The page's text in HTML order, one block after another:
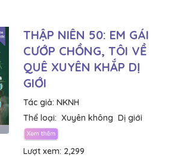
THẬP NIÊN 50: EM GÁI
CƯỚP CHỒNG, TÔI VỀ
QUÊ XUYÊN KHẮP DỊ
GIỚI
Tác giả: NKNH
Thể loại: Xuyên không Dị giới
Lượt xem: 2,299